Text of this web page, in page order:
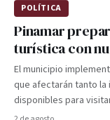
POLÍTICA
Pinamar
turística con
El municipio
que afectarán tanto
disponibles para